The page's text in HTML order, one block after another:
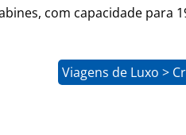
com capacidade para
Viagens de Luxo >